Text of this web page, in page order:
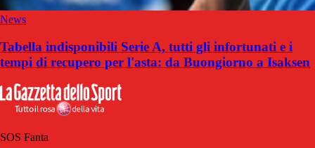
News
Tabella indisponibili Serie A, tutti gli infortunati e i
tempi di recupero per l'asta: da Buongiorno a Isaksen
SOS Fanta